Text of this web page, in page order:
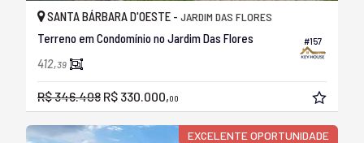
#157
SANTA BÁRBARA D'OESTE - JARDIM DAS FLORES
Terreno em Condomínio no Jardim Das Flores
412,39
R$ 346.408 R$ 330.000,00
EXCELENTE OPORTUNIDADE